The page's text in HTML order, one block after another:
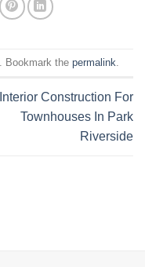
. Bookmark the permalink
Interior Construction For
Townhouses In Park
Riverside